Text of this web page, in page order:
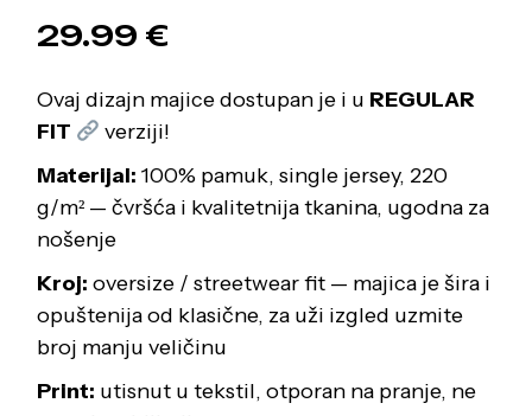
29.99 €
Ovaj dizajn majice dostupan je i u REGULAR
FIT
verziji!
Materijal: 100% pamuk, single jersey, 220
g/m² — čvršća i kvalitetnija tkanina, ugodna za
nošenje
Kroj: oversize / streetwear fit — majica je šira i
opuštenija od klasične, za uži izgled uzmite
broj manju veličinu
Print: utisnut u tekstil, otporan na pranje, ne